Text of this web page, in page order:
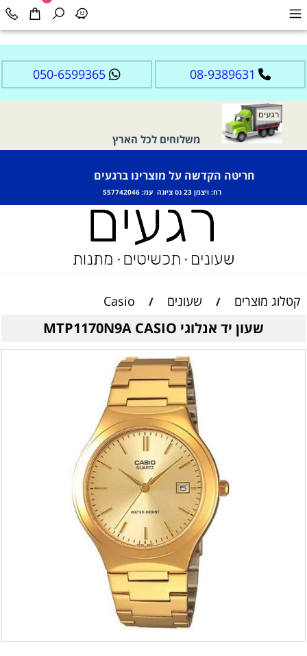
08-9389631
050-6599365
משלוחים לכל הארץ
חריטה הקדשה על מוצרינו ברגעים
רח: ויצמן 23 נס ציונה עמ: 557742046
קטלוג מוצרים / שעונים /
Casio
שעון יד אנלוגי MTP1170N9A CASIO